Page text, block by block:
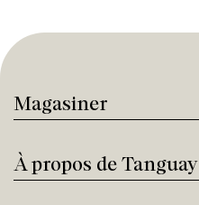
Magasiner
À propos de Tanguay